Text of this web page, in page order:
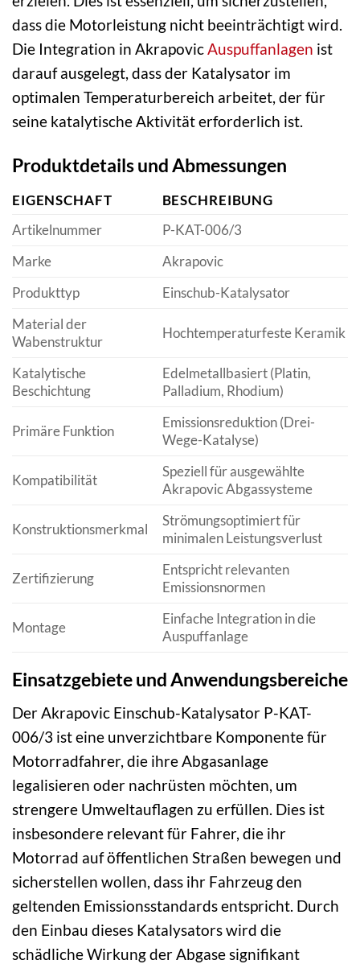
dass die Motorleistung nicht beeinträchtigt wird.
Die Integration in AkrapovicAuspuffanlagen ist
darauf ausgelegt, dass der Katalysator im
optimalen Temperaturbereich arbeitet, der für
seine katalytische Aktivität erforderlich ist.
Produktdetails und Abmessungen
EIGENSCHAFT
BESCHREIBUNG
Artikelnummer
P-KAT-006/3
Marke
Akrapovic
Produkttyp
Einschub-Katalysator
Material der
Wabenstruktur
Hochtemperaturfeste Keramik
Katalytische
Beschichtung
Edelmetallbasiert (Platin,
Palladium, Rhodium)
Primäre Funktion
Emissionsreduktion (Drei-
Wege-Katalyse)
Kompatibilität
Speziell für ausgewählte
Akrapovic Abgassysteme
Konstruktionsmerkmal
Strömungsoptimiert für
minimalen Leistungsverlust
Zertifizierung
Entspricht relevanten
Emissionsnormen
Montage
Einfache Integration in die
Auspuffanlage
Einsatzgebiete und Anwendungsbereiche
Der Akrapovic Einschub-Katalysator P-KAT-
006/3 ist eine unverzichtbare Komponente für
Motorradfahrer, die ihre Abgasanlage
legalisieren oder nachrüsten möchten, um
strengere Umweltauflagen zu erfüllen. Dies ist
insbesondere relevant für Fahrer, die ihr
Motorrad auf öffentlichen Straßen bewegen und
sicherstellen wollen, dass ihr Fahrzeug den
geltenden Emissionsstandards entspricht. Durch
den Einbau dieses Katalysators wird die
schädliche Wirkung der Abgase signifikant